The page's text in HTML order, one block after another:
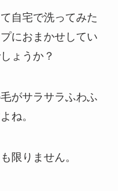
自宅で洗ってみた
におまかせしてい
ょうか？
がサラサラふわふ
ね。
限りません。